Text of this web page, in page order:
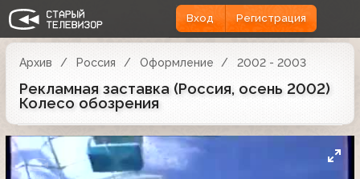
Вход Регистрация
Архив Россия Оформление 2002 - 2003
Рекламная заставка (Россия, осень 2002)
Колесо обозрения